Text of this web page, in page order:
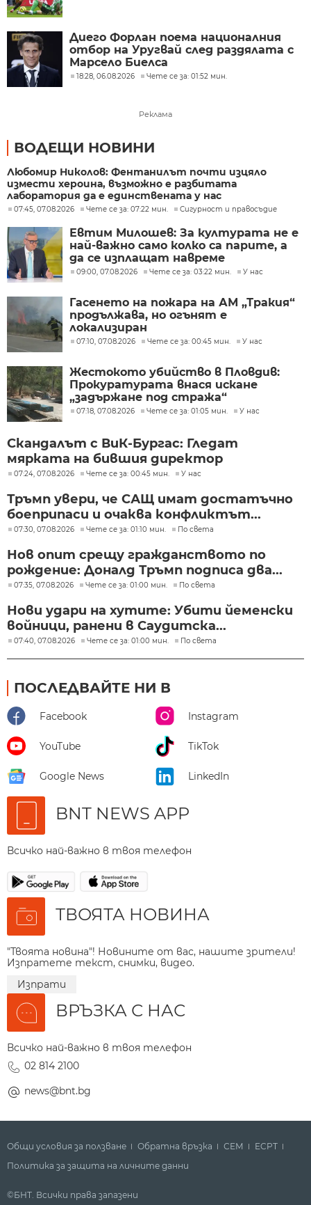
Диего Форлан поема националния
отбор на Уругвай след раздялата с
Марсело Биелса
18:28, 06.08.2026 Чете се за: 01:52 мин.
Реклама
ВОДЕЩИ НОВИНИ
Любомир Николов: Фентанилът почти изцяло
измести хероина, възможно е разбитата
лаборатория да е единствената у нас
07:45, 07.08.2026 Чете се за: 07:22 мин. Сигурност и правосъдие
Евтим Милошев: За културата не е
най-важно само колко са парите, а
да се изплащат навреме
09:00, 07.08.2026 Чете се за: 03:22 мин. У нас
Гасенето на пожара на АМ „Тракия“
продължава, но огънят е
локализиран
07:10, 07.08.2026 Чете се за: 00:45 мин. У нас
Жестокото убийство в Пловдив:
Прокуратурата внася искане
„задържане под стража“
07:18, 07.08.2026 Чете се за: 01:05 мин. У нас
Скандалът с ВиК-Бургас: Гледат
мярката на бившия директор
07:24, 07.08.2026 Чете се за: 00:45 мин. У нас
Тръмп увери, че САЩ имат достатъчно
боеприпаси и очаква конфликтът...
07:30, 07.08.2026 Чете се за: 01:10 мин. По света
Нов опит срещу гражданството по
рождение: Доналд Тръмп подписа два...
07:35, 07.08.2026 Чете се за: 01:00 мин. По света
Нови удари на хутите: Убити йеменски
войници, ранени в Саудитска...
07:40, 07.08.2026 Чете се за: 01:00 мин. По света
ПОСЛЕДВАЙТЕ НИ В
Facebook Instagram
YouTube TikTok
Google News LinkedIn
BNT NEWS APP
Всичко най-важно в твоя телефон
ТВОЯТА НОВИНА
"Твоята новина"! Новините от вас, нашите зрители!
Изпратете текст, снимки, видео.
Изпрати
ВРЪЗКА С НАС
Всичко най-важно в твоя телефон
02 814 2100
news@bnt.bg
Общи условия за ползване Обратна връзка СЕМ
ECPT
Политика за защита на личните данни
©БНТ. Всички права запазени